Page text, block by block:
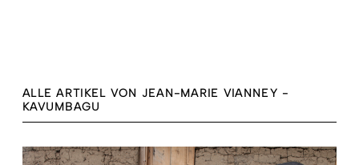
ALLE ARTIKEL VON JEAN-MARIE VIANNEY ­
KAVUMBAGU